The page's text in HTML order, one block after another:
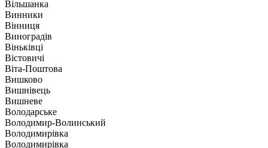
Вільшанка
Винники
Вінниця
Виноградів
Віньківці
Вістовичі
Віта-Поштова
Вишково
Вишнівець
Вишневе
Володарське
Володимир-Волинський
Володимирівка
Володимирівка